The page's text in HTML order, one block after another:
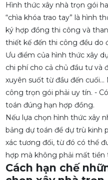
Hình thức xây nhà trọn gói
“chìa khóa trao tay” là hình
ký hợp đồng thi công và
thiết kế đến thi công đều do
Ưu điểm của hình thức xây
chi phí cho cả chủ đầu tư và
xuyên suốt từ đầu đến cuối…
công trọn gói phải uy tín. -
toán đúng hạn hợp đồng.
Nếu lựa chọn hình thức xây
bảng dự toán để dự trù kinh
xác tương đối, từ đó có thể
hợp mà không phải mất tiền
Cách hạn chế